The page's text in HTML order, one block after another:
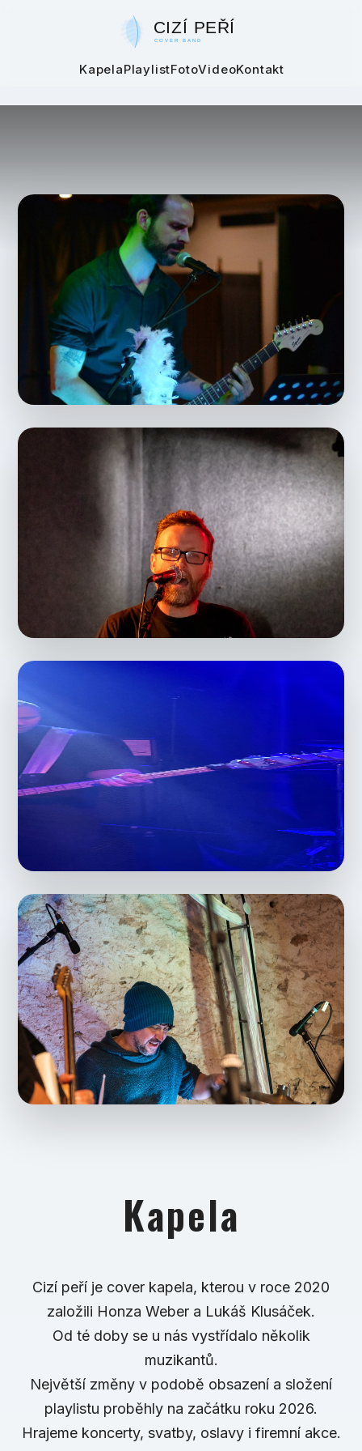
KapelaPlaylistFotoVideoKontakt
Kapela
Cizí peří je cover kapela, kterou v roce 2020
založili Honza Weber a Lukáš Klusáček.
Od té doby se u nás vystřídalo několik
muzikantů.
Největší změny v podobě obsazení a složení
playlistu proběhly na začátku roku 2026.
Hrajeme koncerty, svatby, oslavy i firemní akce.